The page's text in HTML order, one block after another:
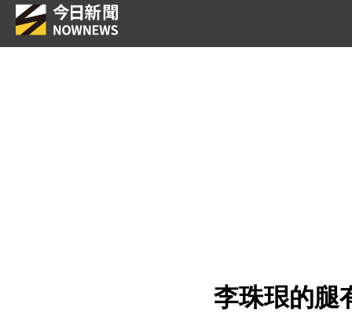
李珠珢的腿